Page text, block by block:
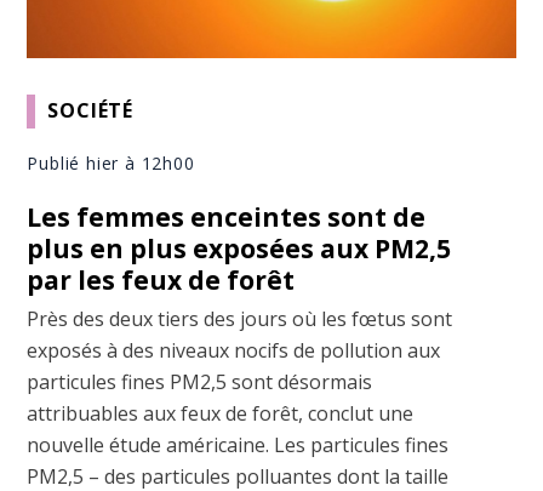
SOCIÉTÉ
Publié hier à 12h00
Les femmes enceintes sont de
plus en plus exposées aux PM2,5
par les feux de forêt
Près des deux tiers des jours où les fœtus sont
exposés à des niveaux nocifs de pollution aux
particules fines PM2,5 sont désormais
attribuables aux feux de forêt, conclut une
nouvelle étude américaine. Les particules fines
PM2,5 – des particules polluantes dont la taille